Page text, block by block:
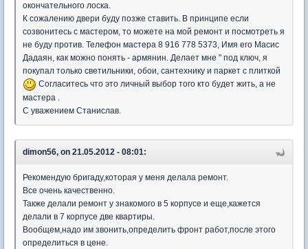
окончательного лоска.
К сожалению двери буду позже ставить. В принципе если
созвонитесь с мастером, то можете на мой ремонт и посмотреть я
не буду против. Телефон мастера 8 916 778 5373, Имя его Масис
Дадаян, как можно понять - армянин. Делает мне " под ключ, я
покупал только светильники, обои, сантехнику и паркет с плиткой
Согласитесь что это личный выбор того кто будет жить, а не
мастера .
С уважением Станислав.
dimon56, on 21.05.2012 - 08:01:
Рекомендую бригаду,которая у меня делала ремонт.
Все очень качественно.
Также делали ремонт у знакомого в 5 корпусе и еще,кажется
делали в 7 корпусе две квартиры.
Вообщем,надо им звонить,определить фронт работ,после этого
определиться в цене.